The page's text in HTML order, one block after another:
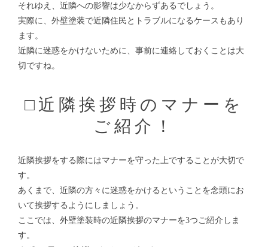
それゆえ、近隣への影響は少なからずあるでしょう。
実際に、外壁塗装で近隣住民とトラブルになるケースもあり
ます。
近隣に迷惑をかけないために、事前に連絡しておくことは大
切ですね。
□近隣挨拶時のマナーを
ご紹介！
近隣挨拶をする際にはマナーを守った上ですることが大切で
す。
あくまで、近隣の方々に迷惑をかけるということを念頭にお
いて挨拶するようにしましょう。
ここでは、外壁塗装時の近隣挨拶のマナーを3つご紹介しま
す。